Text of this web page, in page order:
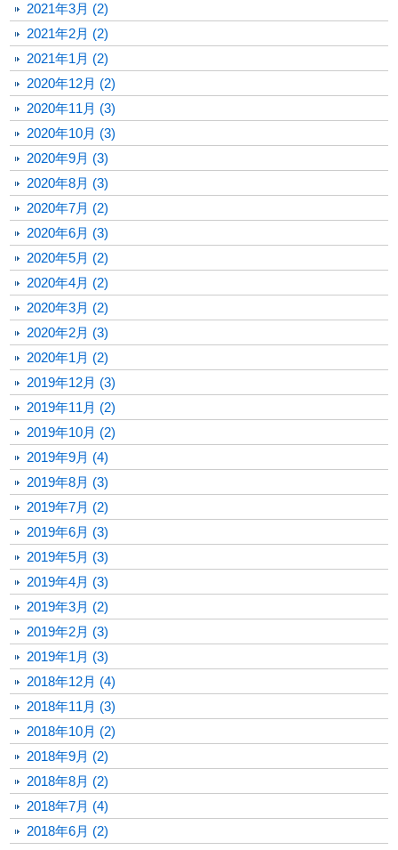
2021年3月 (2)
2021年2月 (2)
2021年1月 (2)
2020年12月 (2)
2020年11月 (3)
2020年10月 (3)
2020年9月 (3)
2020年8月 (3)
2020年7月 (2)
2020年6月 (3)
2020年5月 (2)
2020年4月 (2)
2020年3月 (2)
2020年2月 (3)
2020年1月 (2)
2019年12月 (3)
2019年11月 (2)
2019年10月 (2)
2019年9月 (4)
2019年8月 (3)
2019年7月 (2)
2019年6月 (3)
2019年5月 (3)
2019年4月 (3)
2019年3月 (2)
2019年2月 (3)
2019年1月 (3)
2018年12月 (4)
2018年11月 (3)
2018年10月 (2)
2018年9月 (2)
2018年8月 (2)
2018年7月 (4)
2018年6月 (2)